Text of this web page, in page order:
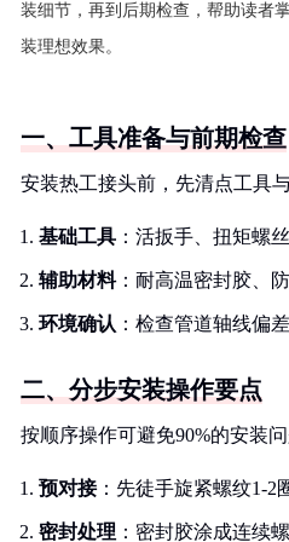
装细节，再到后期检查，帮助读者
装理想效果。
一、工具准备与前期检查
安装热工接头前，先清点工具与
基础工具 ：活扳手、扭矩螺
辅助材料：耐高温密封胶、
环境确认 ：检查管道轴线偏
二、分步安装操作要点
按顺序操作可避免90%的安装问
预对接：先徒手旋紧螺纹1-2
密封处理 ：密封胶涂成连续